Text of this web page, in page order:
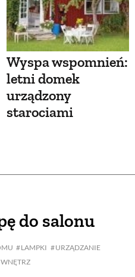
Wyspa wspomnień:
letni domek
urządzony
starociami
do salonu
LAMPKI
URZĄDZANIE